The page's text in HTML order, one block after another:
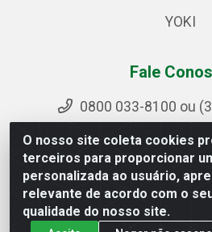
O nosso site coleta cookies
terceiros para proporcionar
personalizada ao usuário,
relevante de acordo com o
qualidade do nosso site.
YOKI
Fale
0800 033-8100 ou
Acompanhe
Ipiranga Distribuição LTDA -